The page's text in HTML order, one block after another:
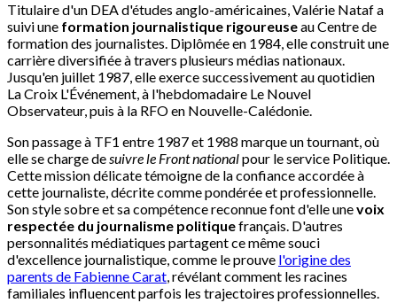
Titulaire d'un DEA d'études anglo-américaines, Valérie Nataf a
suivi une formation journalistique rigoureuseau Centre de
formation des journalistes. Diplômée en 1984, elle construit une
carrière diversifiée à travers plusieurs médias nationaux.
Jusqu'en juillet 1987, elle exerce successivement au quotidien
La Croix L'Événement, à l'hebdomadaire Le Nouvel
Observateur, puis à la RFO en Nouvelle-Calédonie.
Son passage à TF1 entre 1987 et 1988 marque un tournant, où
elle se charge desuivre le Front nationalpour le service Politique.
Cette mission délicate témoigne de la confiance accordée à
cette journaliste, décrite comme pondérée et professionnelle.
Son style sobre et sa compétence reconnue font d'elle unevoix
respectée du journalisme politiquefrançais. D'autres
personnalités médiatiques partagent ce même souci
d'excellence journalistique, comme le prouve l'origine des
parents de Fabienne Carat, révélant comment les racines
familiales influencent parfois les trajectoires professionnelles.